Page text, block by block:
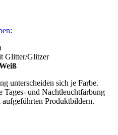
:
Glitter/Glitzer
unterscheiden sich je Farbe.
Tages- und Nachtleuchtfärbung
aufgeführten Produktbildern.